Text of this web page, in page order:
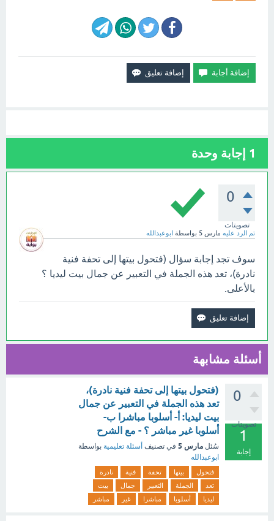
1 إجابة وحدة
0
تصويتات
تم الرد عليه مارس 5 بواسطة ابوعبدالله
سوف تجد إجابة سؤال (فتحول بيتها إلى تحفة فنية
نادرة)، تعد هذه الجملة في التعبير عن جمال بيت ليديا ؟
بالأعلى.
أسئلة مشابهة
0
تصويتات
1
إجابة
(فتحول بيتها إلى تحفة فنية نادرة)،
تعد هذه الجملة في التعبير عن جمال
بيت ليديا: أ- أسلوبا مباشرا ب-
أسلوبا غير مباشر ؟ - مع الشرح
سُئل مارس 5 في تصنيف أسئلة تعليمية بواسطة
ابوعبدالله
فتحول بيتها تحفة فنية
نادرة
تعد
الجملة التعبير جمال
بيت
ليديا
أسلوبا مباشرا غير مباشر